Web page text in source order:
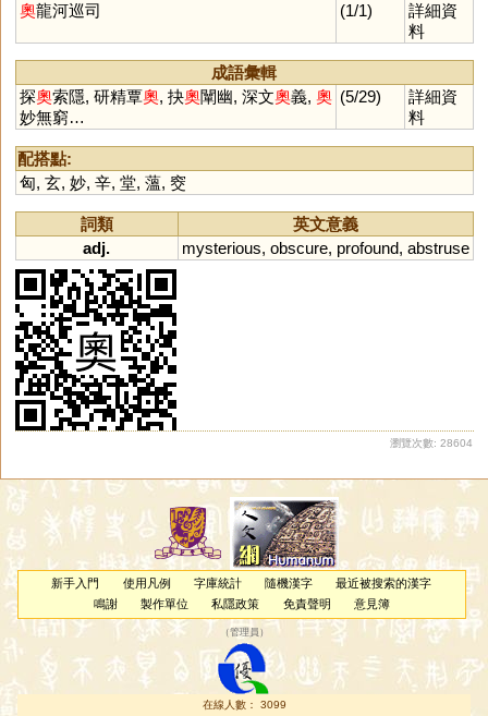
奧龍河巡司 (1/1)
詳細資
料
成語彙輯
探奧索隱, 研精覃奧, 抉奧闡幽, 深文奧義, 奧
妙無窮…
(5/29)
詳細資
料
配搭點:
匈, 玄, 妙, 辛, 堂, 薀, 窔
詞類
英文意義
adj.
mysterious, obscure, profound, abstruse
瀏覽次數: 28604
新手入門 使用凡例 字庫統計 隨機漢字
最近被搜索的漢字
鳴謝
製作單位 私隱政策 免責聲明 意見簿
（管理員 ）
在線人數： 3099